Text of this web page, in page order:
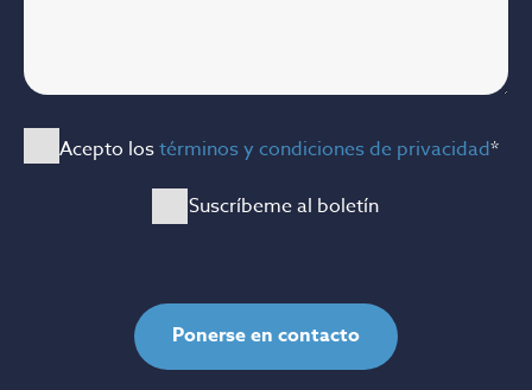
Acepto lostérminos y condiciones de privacidad*
Suscríbeme al boletín